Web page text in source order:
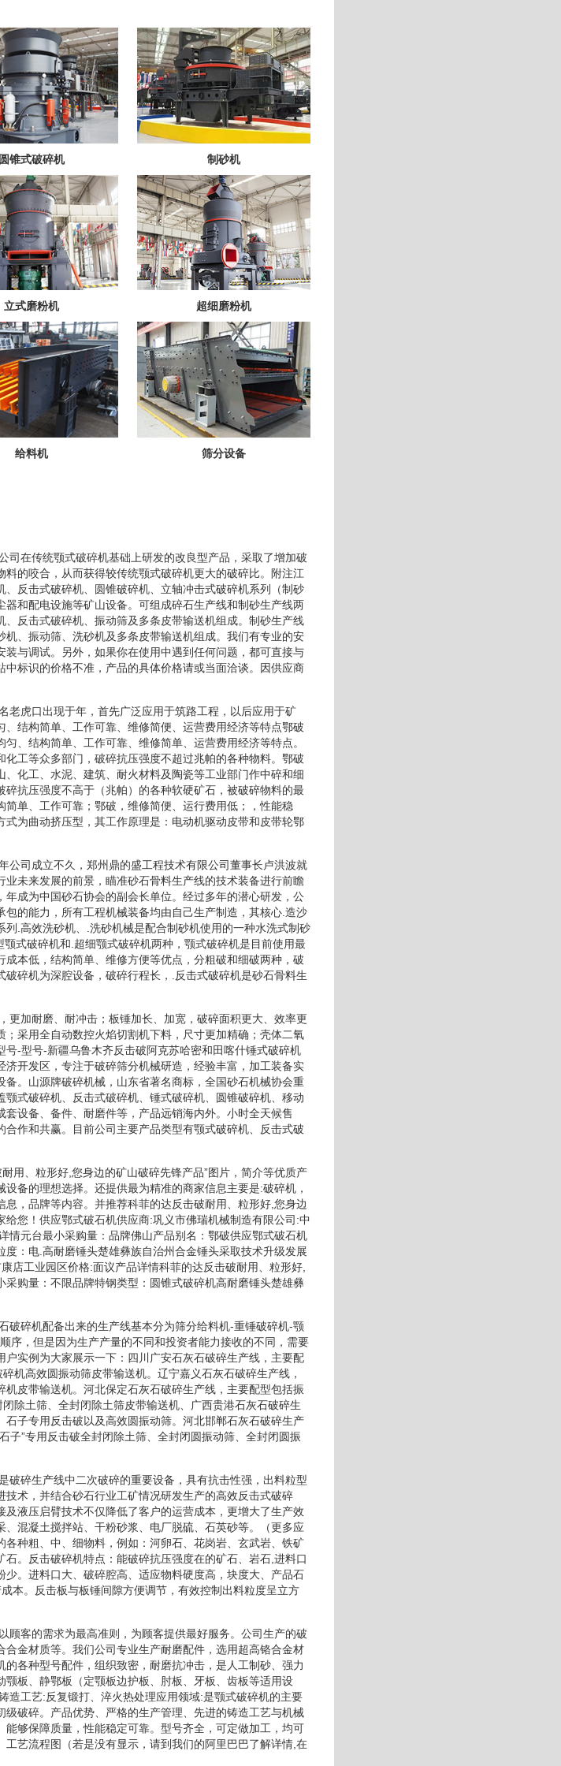
圆锥式破碎机 制砂机
立式磨粉机 超细磨粉机
给料机 筛分设备
司在传统颚式破碎机基础上研发的改良型产品，采取了增加破
的咬合，从而获得较传统颚式破碎机更大的破碎比。附注江
反击式破碎机、圆锥破碎机、立轴冲击式破碎机系列（制砂
和配电设施等矿山设备。可组成碎石生产线和制砂生产线两
反击式破碎机、振动筛及多条皮带输送机组成。制砂生产线
、振动筛、洗砂机及多条皮带输送机组成。我们有专业的安
与调试。另外，如果你在使用中遇到任何问题，都可直接与
标识的价格不准，产品的具体价格请或当面洽谈。因供应商
老虎口出现于年，首先广泛应用于筑路工程，以后应用于矿
结构简单、工作可靠、维修简便、运营费用经济等特点鄂破
、结构简单、工作可靠、维修简单、运营费用经济等特点。
工等众多部门，破碎抗压强度不超过兆帕的各种物料。鄂破
化工、水泥、建筑、耐火材料及陶瓷等工业部门作中碎和细
抗压强度不高于（兆帕）的各种软硬矿石，被破碎物料的最
单、工作可靠；鄂破，维修简便、运行费用低；，性能稳
为曲动挤压型，其工作原理是：电动机驱动皮带和皮带轮鄂
公司成立不久，郑州鼎的盛工程技术有限公司董事长卢洪波就
未来发展的前景，瞄准砂石骨料生产线的技术装备进行前瞻
成为中国砂石协会的副会长单位。经过多年的潜心研发，公
的能力，所有工程机械装备均由自己生产制造，其核心.造沙
.高效洗砂机、.洗砂机械是配合制砂机使用的一种水洗式制砂
式破碎机和.超细颚式破碎机两种，颚式破碎机是目前使用最
本低，结构简单、维修方便等优点，分粗破和细破两种，破
碎机为深腔设备，破碎行程长，.反击式破碎机是砂石骨料生
更加耐磨、耐冲击；板锤加长、加宽，破碎面积更大、效率更
采用全自动数控火焰切割机下料，尺寸更加精确；壳体二氧
-型号-新疆乌鲁木齐反击破阿克苏哈密和田喀什锤式破碎机
开发区，专注于破碎筛分机械研造，经验丰富，加工装备实
。山源牌破碎机械，山东省著名商标，全国砂石机械协会重
式破碎机、反击式破碎机、锤式破碎机、圆锥破碎机、移动
设备、备件、耐磨件等，产品远销海内外。小时全天候售
作和共赢。目前公司主要产品类型有颚式破碎机、反击式破
用、粒形好,您身边的矿山破碎先锋产品”图片，简介等优质产
备的理想选择。还提供最为精准的商家信息主要是:破碎机，
，品牌等内容。并推荐科菲的达反击破耐用、粒形好,您身边
您！供应鄂式破石机供应商:巩义市佛瑞机械制造有限公司:中
情元台最小采购量：品牌佛山产品别名：鄂破供应鄂式破石机
：电.高耐磨锤头楚雄彝族自治州合金锤头采取技术升级发展
店工业园区价格:面议产品详情科菲的达反击破耐用、粒形好,
购量：不限品牌特钢类型：圆锥式破碎机高耐磨锤头楚雄彝
破碎机配备出来的生产线基本分为筛分给料机-重锤破碎机-颚
序，但是因为生产产量的不同和投资者能力接收的不同，需要
实例为大家展示一下：四川广安石灰石破碎生产线，主要配
机高效圆振动筛皮带输送机。辽宁嘉义石灰石破碎生产线，
皮带输送机。河北保定石灰石破碎生产线，主要配型包括振
除土筛、全封闭除土筛皮带输送机、广西贵港石灰石破碎生
子专用反击破以及高效圆振动筛。河北邯郸石灰石破碎生产
子”专用反击破全封闭除土筛、全封闭圆振动筛、全封闭圆振
破碎生产线中二次破碎的重要设备，具有抗击性强，出料粒型
术，并结合砂石行业工矿情况研发生产的高效反击式破碎
液压启臂技术不仅降低了客户的运营成本，更增大了生产效
混凝土搅拌站、干粉砂浆、电厂脱硫、石英砂等。（更多应
种粗、中、细物料，例如：河卵石、花岗岩、玄武岩、铁矿
。反击破碎机特点：能破碎抗压强度在的矿石、岩石,进料口
。进料口大、破碎腔高、适应物料硬度高，块度大、产品石
本。反击板与板锤间隙方便调节，有效控制出料粒度呈立方
顾客的需求为最高准则，为顾客提供最好服务。公司生产的破
金材质等。我们公司专业生产耐磨配件，选用超高铬合金材
各种型号配件，组织致密，耐磨抗冲击，是人工制砂、强力
板、静鄂板（定颚板边护板、肘板、牙板、齿板等适用设
造工艺:反复锻打、淬火热处理应用领域:是颚式破碎机的主要
破碎。产品优势、严格的生产管理、先进的铸造工艺与机械
够保障质量，性能稳定可靠。型号齐全，可定做加工，均可
艺流程图（若是没有显示，请到我们的阿里巴巴了解详情,在